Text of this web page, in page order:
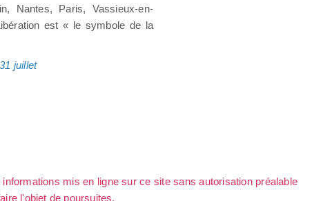
Nantes, Paris, Vassieux-en-
est « le symbole de la
juillet
mis en ligne sur ce site sans autorisation préalable
l'objet de poursuites.